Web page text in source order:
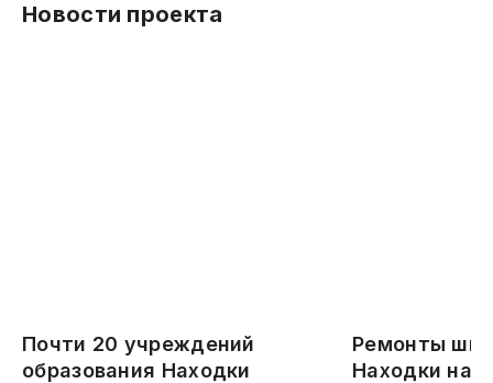
Новости проекта
Почти 20 учреждений
образования Находки
Ремонты
Находки на